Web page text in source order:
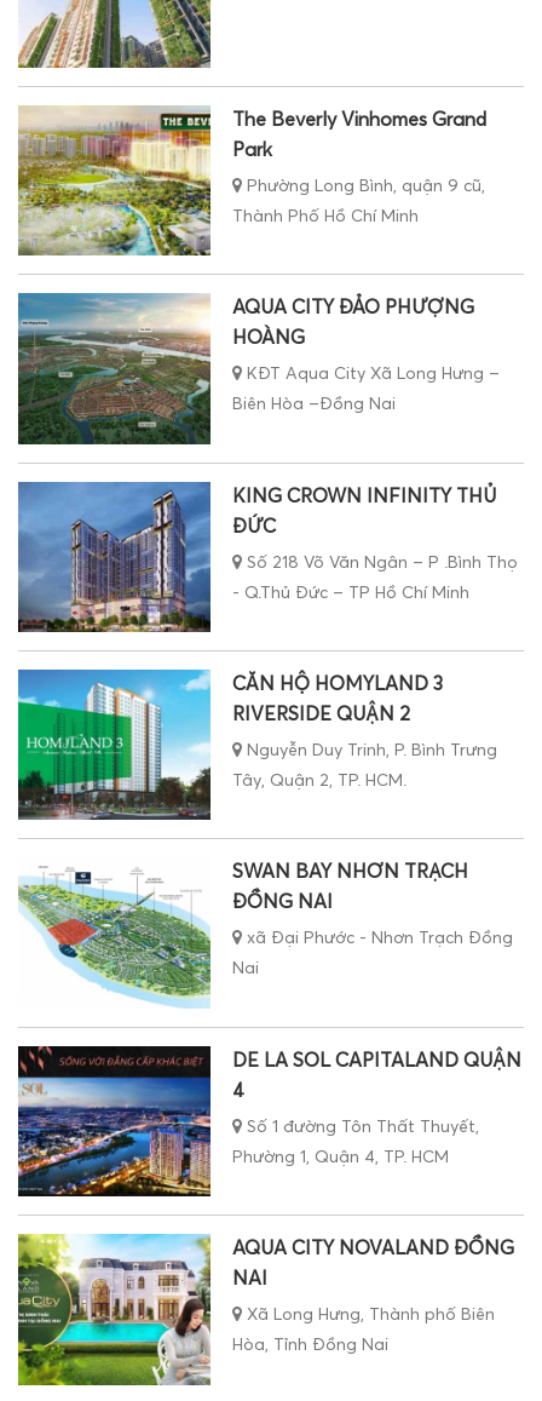
The Beverly Vinhomes Grand
Park
Phường Long Bình, quận 9 cũ,
Thành Phố Hồ Chí Minh
AQUA CITY ĐẢO PHƯỢNG
HOÀNG
KĐT Aqua City Xã Long Hưng –
Biên Hòa –Đồng Nai
KING CROWN INFINITY THỦ
ĐỨC
Số 218 Võ Văn Ngân – P .Bình Thọ
- Q.Thủ Đức – TP Hồ Chí Minh
CĂN HỘ HOMYLAND 3
RIVERSIDE QUẬN 2
Nguyễn Duy Trinh, P. Bình Trưng
Tây, Quận 2, TP. HCM.
SWAN BAY NHƠN TRẠCH
ĐỒNG NAI
xã Đại Phước - Nhơn Trạch Đồng
Nai
DE LA SOL CAPITALAND QUẬN
4
Số 1 đường Tôn Thất Thuyết,
Phường 1, Quận 4, TP. HCM
AQUA CITY NOVALAND ĐỒNG
NAI
Xã Long Hưng, Thành phố Biên
Hòa, Tỉnh Đồng Nai